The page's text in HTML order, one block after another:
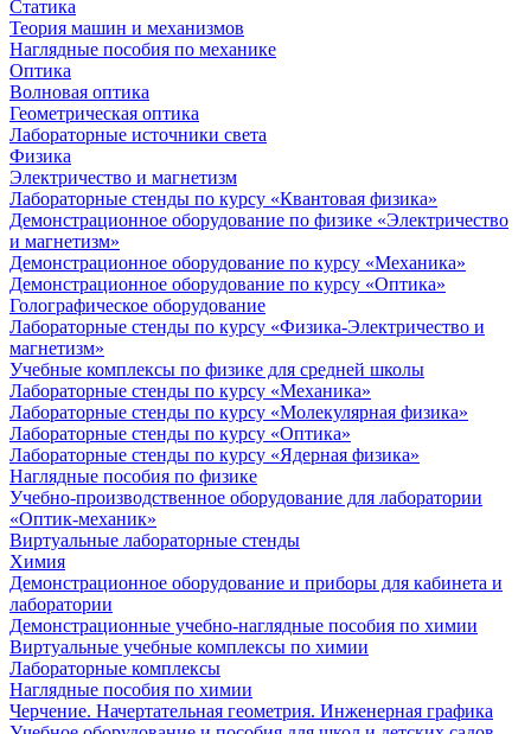
Статика
Теория машин и механизмов
Наглядные пособия по механике
Оптика
Волновая оптика
Геометрическая оптика
Лабораторные источники света
Физика
Электричество и магнетизм
Лабораторные стенды по курсу «Квантовая физика»
Демонстрационное оборудование по физике «Электричество
и магнетизм»
Демонстрационное оборудование по курсу «Механика»
Демонстрационное оборудование по курсу «Оптика»
Голографическое оборудование
Лабораторные стенды по курсу «Физика-Электричество и
магнетизм»
Учебные комплексы по физике для средней школы
Лабораторные стенды по курсу «Механика»
Лабораторные стенды по курсу «Молекулярная физика»
Лабораторные стенды по курсу «Оптика»
Лабораторные стенды по курсу «Ядерная физика»
Наглядные пособия по физике
Учебно-производственное оборудование для лаборатории
«Оптик-механик»
Виртуальные лабораторные стенды
Химия
Демонстрационное оборудование и приборы для кабинета и
лаборатории
Демонстрационные учебно-наглядные пособия по химии
Виртуальные учебные комплексы по химии
Лабораторные комплексы
Наглядные пособия по химии
Черчение. Начертательная геометрия. Инженерная графика